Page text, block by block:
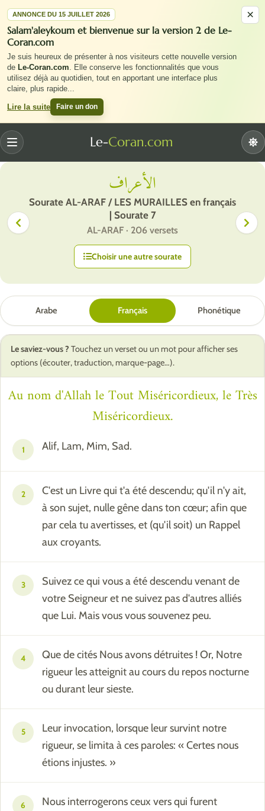
×
ANNONCE DU 15 JUILLET 2026
Salam'aleykoum et bienvenue sur la version 2 de Le-
Coran.com
Je suis heureux de présenter à nos visiteurs cette nouvelle version
de Le-Coran.com. Elle conserve les fonctionnalités que vous
utilisez déjà au quotidien, tout en apportant une interface plus
claire, plus rapide...
Lire la suite Faire un don
Le-Coran.com
Menu
الأعراف
Sourate AL-ARAF / LES MURAILLES en français
| Sourate 7
AL-ARAF · 206 versets
Choisir une autre sourate
Arabe Français Phonétique
Le saviez-vous ? Touchez un verset ou un mot pour afficher ses
options (écouter, traduction, marque-page…).
Au nom d'Allah le Tout Miséricordieux, le Très
Miséricordieux.
1 Alif, Lam, Mim, Sad.
2
C'est un Livre qui t'a été descendu; qu'il n'y ait,
à son sujet, nulle gêne dans ton cœur; afin que
par cela tu avertisses, et (qu'il soit) un Rappel
aux croyants.
3
Suivez ce qui vous a été descendu venant de
votre Seigneur et ne suivez pas d'autres alliés
que Lui. Mais vous vous souvenez peu.
4
Que de cités Nous avons détruites ! Or, Notre
rigueur les atteignit au cours du repos nocturne
ou durant leur sieste.
5
Leur invocation, lorsque leur survint notre
rigueur, se limita à ces paroles: « Certes nous
étions injustes. »
6
Nous interrogerons ceux vers qui furent